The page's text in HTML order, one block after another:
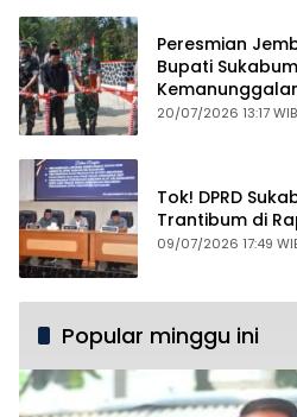
Peresmian
Bupati
20/07/2026 13:17 WIB
Tok! DPRD
Trantibum di
09/07/2026 17:49
Popular minggu ini